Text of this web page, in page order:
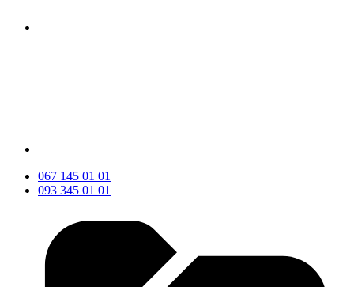
067 145 01 01
093 345 01 01